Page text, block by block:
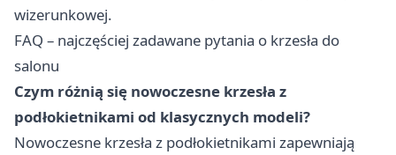
wizerunkowej.
FAQ – najczęściej zadawane pytania o krzesła do
salonu
Czym różnią się nowoczesne krzesła z
podłokietnikami od klasycznych modeli?
Nowoczesne krzesła z podłokietnikami zapewniają